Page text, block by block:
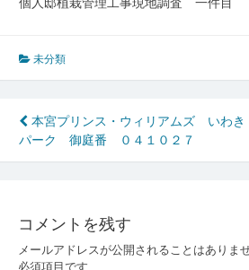
未分類
投
稿
ビ
ゲ
本宮プリンス・ウィリアムズ
パーク 御庭番 ０４１０２７
いわ
コメントを残す
メールアドレスが公開されることはありませ
必須項目です